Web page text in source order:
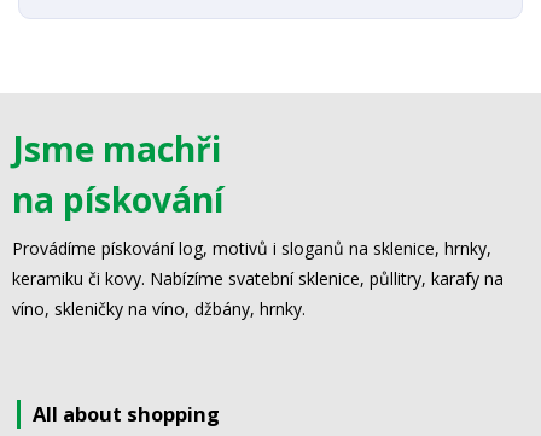
Jsme machři
na pískování
Provádíme pískování log, motivů i sloganů na sklenice, hrnky,
keramiku či kovy. Nabízíme svatební sklenice, půllitry, karafy na
víno, skleničky na víno, džbány, hrnky.
All about shopping